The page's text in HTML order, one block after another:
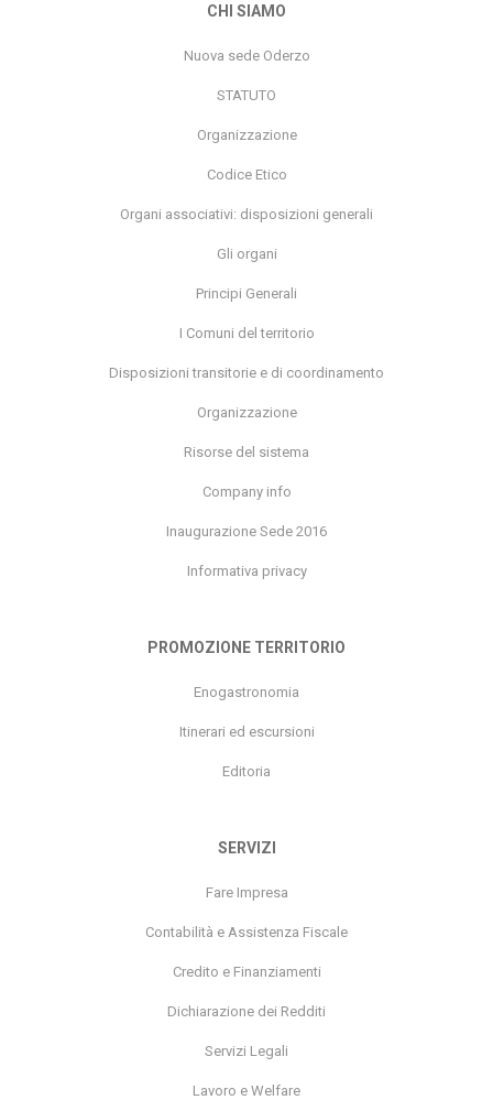
CHI SIAMO
Nuova sede Oderzo
STATUTO
Organizzazione
Codice Etico
Organi associativi: disposizioni generali
Gli organi
Principi Generali
I Comuni del territorio
Disposizioni transitorie e di coordinamento
Organizzazione
Risorse del sistema
Company info
Inaugurazione Sede 2016
Informativa privacy
PROMOZIONE TERRITORIO
Enogastronomia
Itinerari ed escursioni
Editoria
SERVIZI
Fare Impresa
Contabilità e Assistenza Fiscale
Credito e Finanziamenti
Dichiarazione dei Redditi
Servizi Legali
Lavoro e Welfare